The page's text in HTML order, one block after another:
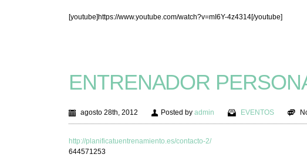
[youtube]https://www.youtube.com/watch?v=mI6Y-4z4314[/youtube]
ENTRENADOR
agosto 28th, 2012 Posted by admin EVENTOS
http://planificatuentrenamiento.es/contacto-2/
644571253